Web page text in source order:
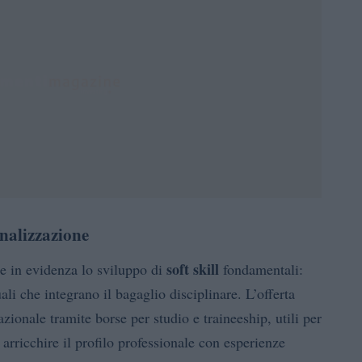
in evidenza lo sviluppo di soft skill fondamentali:
che integrano il bagaglio disciplinare. L’offerta
tramite borse per studio e traineeship, utili per
il profilo professionale con esperienze